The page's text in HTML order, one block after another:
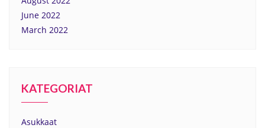
June 2022
March 2022
KATEGORIAT
Asukkaat